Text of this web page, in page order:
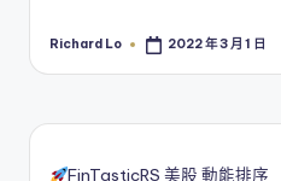
Posted
Richard Lo 2022 年 3 月 1 日
FinTasticRS 美股 動能排序